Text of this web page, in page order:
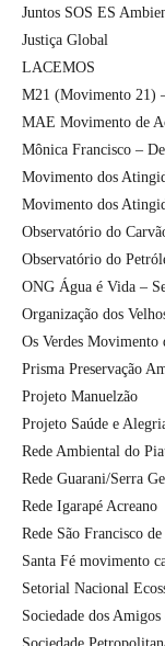
Juntos SOS ES
Justiça Global
LACEMOS
M21 (Movimento 21)
MAE Movimento de
Mônica Francisco –
Movimento dos
Movimento dos
Observatório do
Observatório do
ONG Água é Vida –
Organização dos
Os Verdes
Prisma Preservação
Projeto Manuelzão
Projeto Saúde e
Rede Ambiental do
Rede Guarani/Serra
Rede Igarapé Acreano
Rede São Francisco
Santa Fé movimento
Setorial Nacional
Sociedade dos